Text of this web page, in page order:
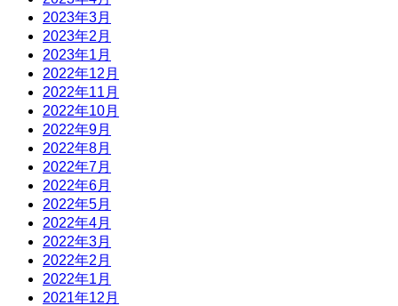
2023年3月
2023年2月
2023年1月
2022年12月
2022年11月
2022年10月
2022年9月
2022年8月
2022年7月
2022年6月
2022年5月
2022年4月
2022年3月
2022年2月
2022年1月
2021年12月